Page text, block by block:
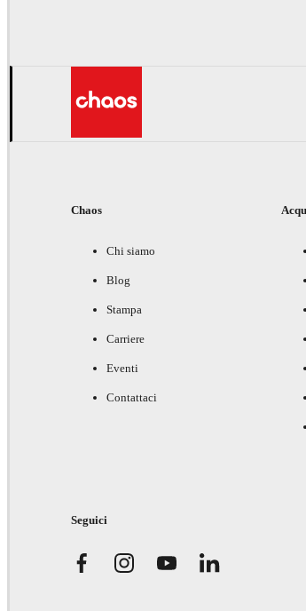
Chaos
Chi siamo
Blog
Stampa
Carriere
Eventi
Contattaci
Seguici